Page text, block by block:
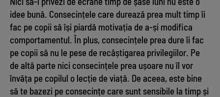
idee bună. Consecințele care durează prea mult timp îi
fac pe copii să își piardă motivația de a-și modifica
comportamentul. În plus, consecințele prea dure îi fac
pe copii să nu le pese de recâștigarea privilegiilor. Pe
de altă parte nici consecințele prea ușoare nu îl vor
învăța pe copilul o lecție de viață. De aceea, este bine
să te bazezi pe consecințe care sunt sensibile la timp și